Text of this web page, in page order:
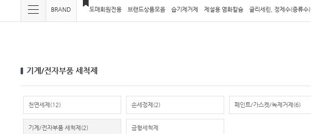
BRAND 도매회원전용 브랜드상품모음 습기제거제 제설용 염화칼슘 글리세린, 정제수(증류수)
기계/전자부품 세척제
천연세제 (12) 손세정제 (2) 페인트/가스켓/녹제거제 (6)
기계/전자부품 세척제 (2) 금형세척제